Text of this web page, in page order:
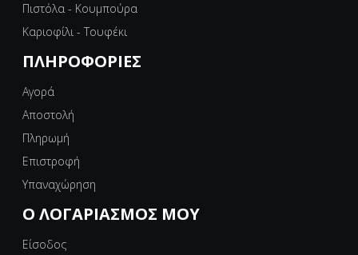
Πιστόλα - Κουμπούρα
Καριοφίλι - Τουφέκι
ΠΛΗΡΟΦΟΡΊΕΣ
Αγορά
Αποστολή
Πληρωμή
Επιστροφή
Υπαναχώρηση
Ο ΛΟΓΑΡΙΑΣΜΌΣ ΜΟΥ
Είσοδος